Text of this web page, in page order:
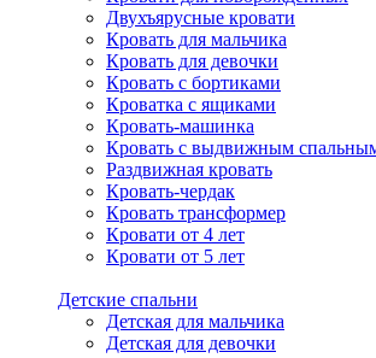
Двухъярусные кровати
Кровать для мальчика
Кровать для девочки
Кровать с бортиками
Кроватка с ящиками
Кровать-машинка
Кровать с выдвижным
Раздвижная кровать
Кровать-чердак
Кровать трансформер
Кровати от 4 лет
Кровати от 5 лет
Детские спальни
Детская для мальчика
Детская для девочки